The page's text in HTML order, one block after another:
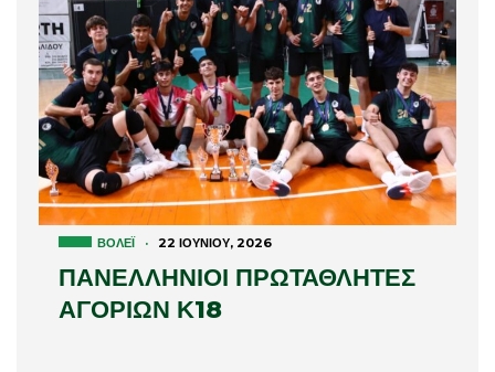
ΒΌΛΕΪ · 22 ΙΟΥΝΊΟΥ, 2026
ΠΑΝΕΛΛΗΝΙΟΙ ΠΡΩΤΑΘΛΗΤΕΣ
ΑΓΟΡΙΩΝ Κ18